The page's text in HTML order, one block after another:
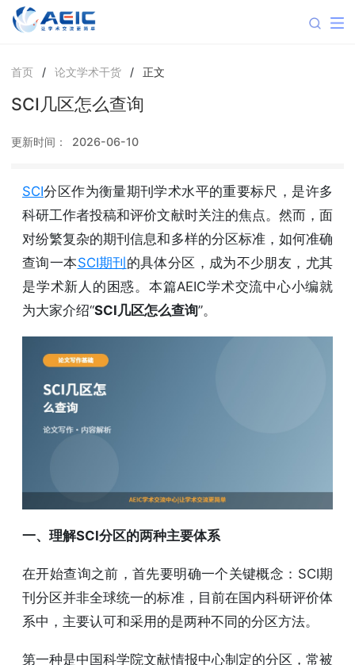
首页 / 论文学术干货 / 正文
SCI几区怎么查询
更新时间： 2026-06-10
SCI分区作为衡量期刊学术水平的重要标尺，是许多
科研工作者投稿和评价文献时关注的焦点。然而，面
对纷繁复杂的期刊信息和多样的分区标准，如何准确
查询一本SCI期刊的具体分区，成为不少朋友，尤其
是学术新人的困惑。本篇AEIC学术交流中心小编就
为大家介绍“SCI几区怎么查询”。
一、理解SCI分区的两种主要体系
在开始查询之前，首先要明确一个关键概念：SCI期
刊分区并非全球统一的标准，目前在国内科研评价体
系中，主要认可和采用的是两种不同的分区方法。
第一种是中国科学院文献情报中心制定的分区，常被